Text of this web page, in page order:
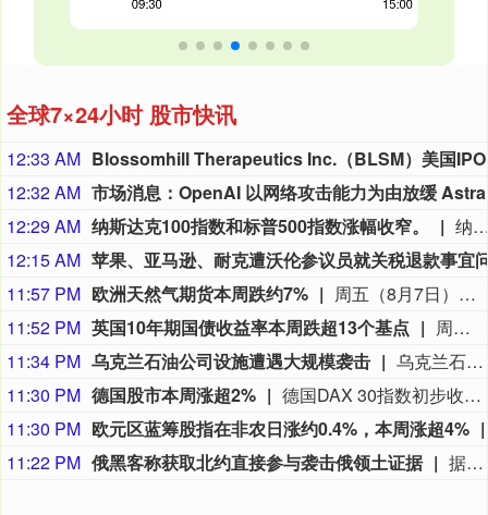
全球7×24小时 股市快讯
12:33 AM
12:32 AM
12:29 AM 纳斯达克100指数和标普500指数涨幅收窄。
纳斯达克100指数和标普
12:15 AM
11:57 PM 欧洲天然气期货本周跌约7%
周五（8月7日）欧市尾盘，ICE英国天然气期货跌0.9%，报135.680便士/千卡，本周累计下跌5.96%。TTF基准荷兰天然气期货跌5.03%，报55.380欧元/兆瓦时，本周累跌6.88%，整体呈现出M形走势、绝大部分时间处于下跌状态。ICE欧盟碳排放交易许可（期货价格）涨1.82%，报82.85欧元/吨，本周累涨2.60%。
11:52 PM 英国10年期国债收益率本周跌超13个基点
周五（8月7日）欧市尾盘，英国10年期国债收益率跌2.3个基点，报4.915%，北京时间20:30发布美国非农就业报告时从4.94%附近跳水至接近4.9%的水平，本周累计下跌13.3个基点。两年期英债收益率跌2.2个基点，报4.276%，非农就业报告出炉时从4.3%附近跳水至4.25%附近，本周累跌12.5个基点。本周，30年期英债收益率累跌11.6个基点，50年期英债收益率累跌9.4个基点。2/10年期英债收益率利差累跌0.922个基点，报+63.880个基点。
11:34 PM 乌克兰石油公司设施遭遇大规模袭击
乌克兰石油天然气公司7日说，该公司旗下乌克兰石油公司遭遇了近几个月来最大规模的袭击。乌克兰石油天然气公司在官网发布消息说，俄方过去一晚袭击了乌克兰石油公司7处石油和天然气生产设施，导致公司关键生产设备受损、油气产量大幅下降。袭击未造成人员伤亡。（新华社）
11:30 PM 德国股市本周涨超2%
德国DAX 30指数初步收涨0.87%，报26368.48点，本周累计上涨大约2.8%。法国股指初步收涨0.38%，意大利股指初步收涨0.11%、银行指数跌0.17%，英国股指初步收涨0.44%。
11:30 PM 欧元区蓝筹股指在非农日涨约0.4%，本周涨超4%
11:22 PM 俄黑客称获取北约直接参与袭击俄领土证据 据俄罗斯方面7日消息，有匿名俄罗斯黑客称，已获取北约直接参与袭击俄领土的书面证据。相关内容涉及乌克兰武装部队2026年7月袭击俄列宁格勒州和加里宁格勒州石油码头的事件。该匿名黑客透露，其获取的书面证据显示，受雇于北约情报部门的专家巴特·德瓦赫特向乌克兰国家安全局提供了列宁格勒州和加里宁格勒州石油码头以及俄罗斯天然气工业股份公司一艘液化天然气运输船的坐标情报。（央视新闻）